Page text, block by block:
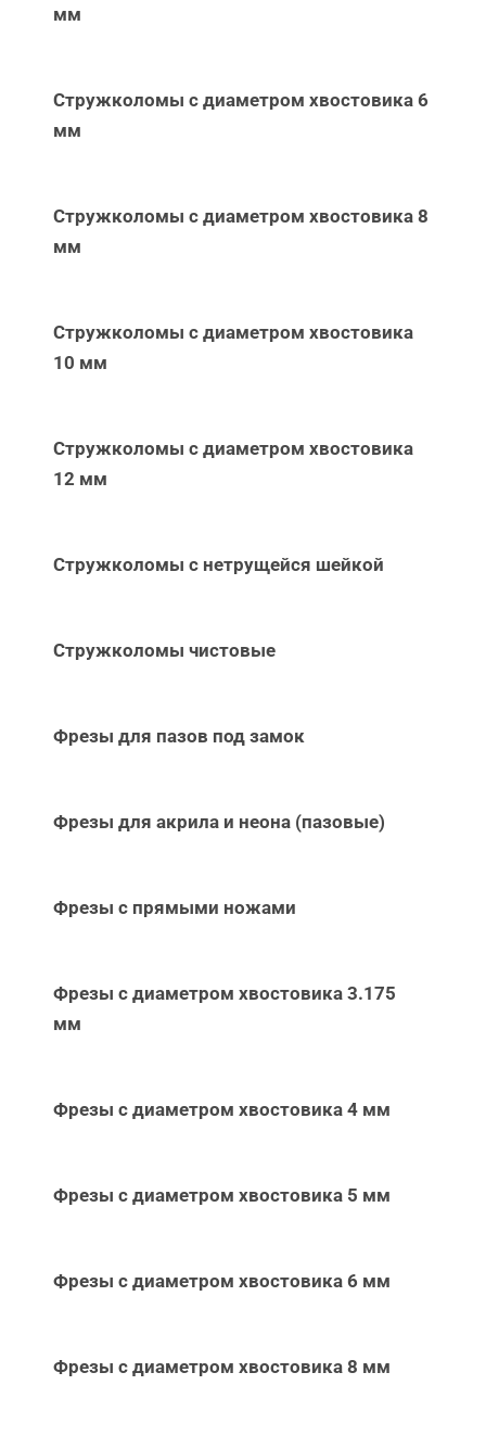
мм
Стружколомы с диаметром хвостовика 6
мм
Стружколомы с диаметром хвостовика 8
мм
Стружколомы с диаметром хвостовика
10 мм
Стружколомы с диаметром хвостовика
12 мм
Стружколомы с нетрущейся шейкой
Стружколомы чистовые
Фрезы для пазов под замок
Фрезы для акрила и неона (пазовые)
Фрезы с прямыми ножами
Фрезы с диаметром хвостовика 3.175
мм
Фрезы с диаметром хвостовика 4 мм
Фрезы с диаметром хвостовика 5 мм
Фрезы с диаметром хвостовика 6 мм
Фрезы с диаметром хвостовика 8 мм